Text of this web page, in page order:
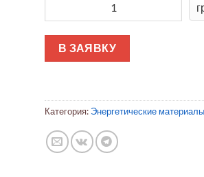
В ЗАЯВКУ
Категория: Энергетические материалы